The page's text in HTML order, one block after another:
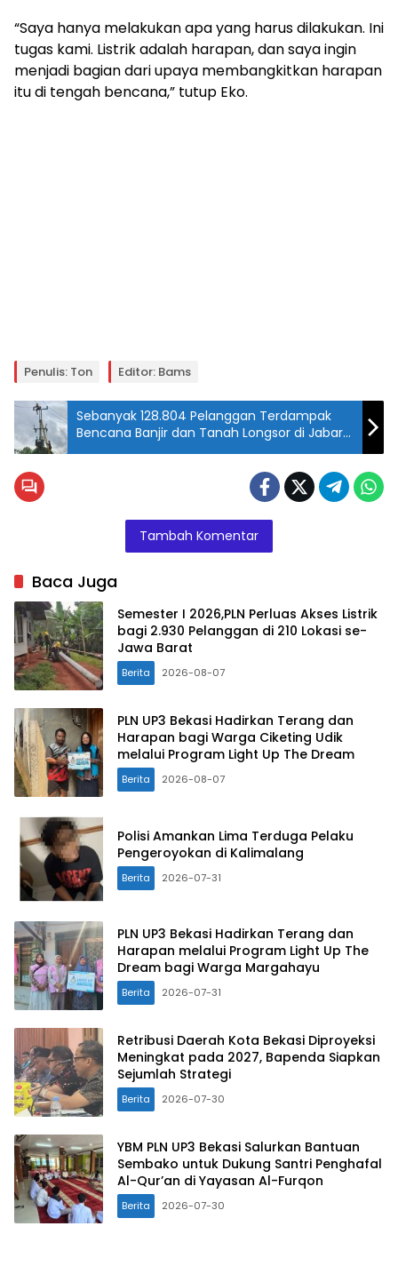
“Saya hanya melakukan apa yang harus dilakukan. Ini
tugas kami. Listrik adalah harapan, dan saya ingin
menjadi bagian dari upaya membangkitkan harapan
itu di tengah bencana,” tutup Eko.
Penulis: Ton Editor: Bams
Sebanyak 128.804 Pelanggan Terdampak
Bencana Banjir dan Tanah Longsor di Jabar
Telah Dapat Akses Listrik Kembali
Tambah Komentar
Baca Juga
Semester I 2026,PLN Perluas Akses Listrik
bagi 2.930 Pelanggan di 210 Lokasi se-
Jawa Barat
Berita 2026-08-07
PLN UP3 Bekasi Hadirkan Terang dan
Harapan bagi Warga Ciketing Udik
melalui Program Light Up The Dream
Berita 2026-08-07
Polisi Amankan Lima Terduga Pelaku
Pengeroyokan di Kalimalang
Berita 2026-07-31
PLN UP3 Bekasi Hadirkan Terang dan
Harapan melalui Program Light Up The
Dream bagi Warga Margahayu
Berita 2026-07-31
Retribusi Daerah Kota Bekasi Diproyeksi
Meningkat pada 2027, Bapenda Siapkan
Sejumlah Strategi
Berita 2026-07-30
YBM PLN UP3 Bekasi Salurkan Bantuan
Sembako untuk Dukung Santri Penghafal
Al-Qur’an di Yayasan Al-Furqon
Berita 2026-07-30